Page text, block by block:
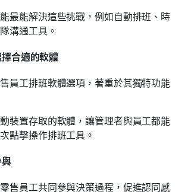
最能解決這些挑戰，例如自動排班、時
溝通工具。
合適的軟體
員工排班軟體選項，著重於其獨特功能
裝置存取的軟體，讓管理者與員工都能
點擊操作排班工具。
售員工共同參與決策過程，促進認同感